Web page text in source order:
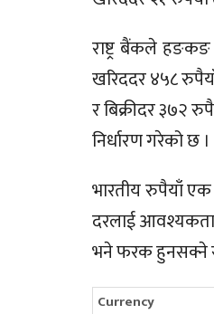
राष्ट्र बैंकले
खरिददर ४५८
र बिक्रीदर ३७२
निर्धारण गरेको छ ।
भारतीय रुपैयाँ एक
दरलाई
भने फरक हुनसक्ने र
Currency